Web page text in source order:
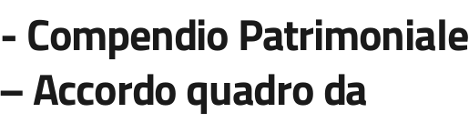
Compendio Patrimoniale
Accordo quadro da